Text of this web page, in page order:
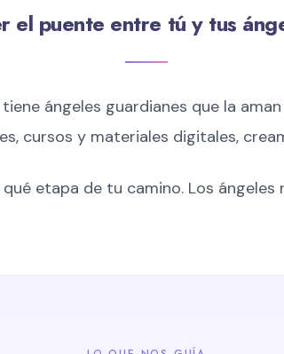
el puente entre tú y tus
ángeles guardianes que la
cursos y materiales digitales,
etapa de tu camino. Los